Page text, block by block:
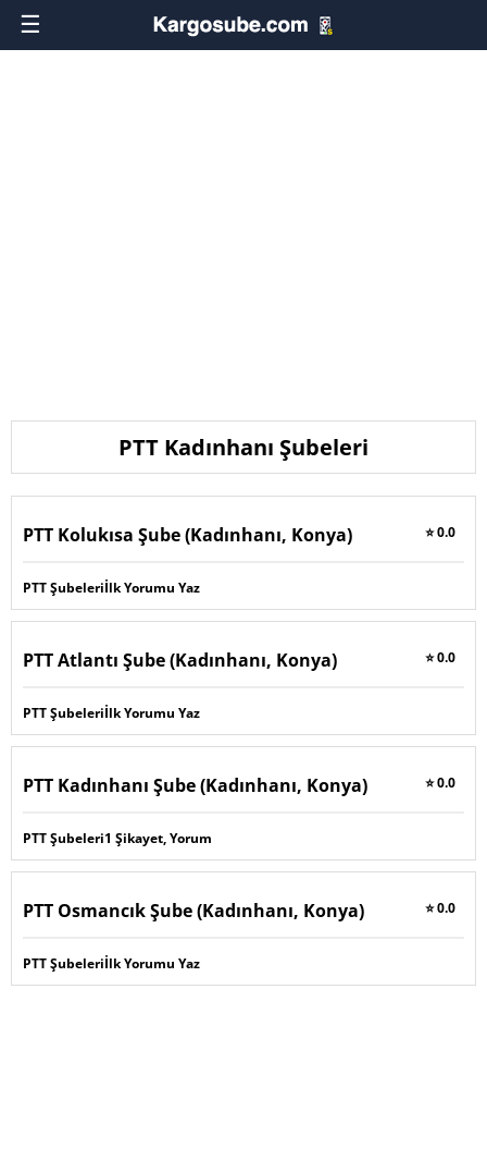
☰
PTT Kadınhanı Şubeleri
PTT Kolukısa Şube (Kadınhanı, Konya) ⭐ 0.0
PTT Şubeleriİlk Yorumu Yaz
PTT Atlantı Şube (Kadınhanı, Konya) ⭐ 0.0
PTT Şubeleriİlk Yorumu Yaz
PTT Kadınhanı Şube (Kadınhanı, Konya) ⭐ 0.0
PTT Şubeleri1 Şikayet, Yorum
PTT Osmancık Şube (Kadınhanı, Konya) ⭐ 0.0
PTT Şubeleriİlk Yorumu Yaz